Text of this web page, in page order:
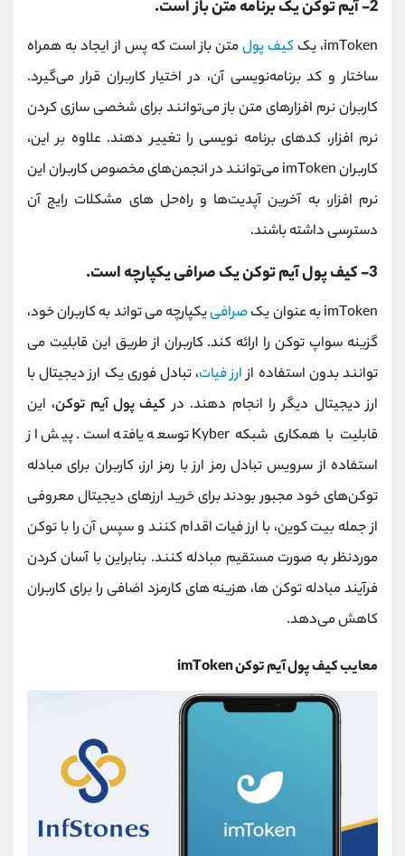
2- آیم توکن یک برنامه متن باز است.
imToken، یک کیف پولمتن باز است که پس از ایجاد به همراه
ساختار و کد برنامه‌نویسی آن، در اختیار کاربران قرار می‌گیرد.
کاربران نرم افزارهای متن باز می‌توانند برای شخصی سازی کردن
نرم افزار، کدهای برنامه ‌نویسی را تغییر دهند. علاوه بر این،
کاربران imToken می‌توانند در انجمن‌های مخصوص کاربران این
نرم افزار، به آخرین آپدیت‌ها و راه‌حل‌ های مشکلات رایج آن
دسترسی داشته باشند.
3- کیف پول آیم توکن یک صرافی یکپارچه است.
imToken به ‌عنوان یک صرافییکپارچه می تواند به کاربران خود،
گزینه سواپ توکن را ارائه کند. کاربران از طریق این قابلیت می
توانند بدون استفاده ازارز فیات، تبادل فوری یک ارز دیجیتال با
ارز دیجیتال دیگر را انجام دهند. در کیف پول آیم توکن، این
قابلیت با همکاری شبکه Kyber توسعه یافته است. پیش از
استفاده از سرویس تبادل رمز ارز با رمز ارز، کاربران برای مبادله
توکن‌های خود مجبور بودند برای خرید ارزهای دیجیتال معروفی
از جمله بیت کوین، با ارز فیات اقدام کنند و سپس آن را با توکن
موردنظر به صورت مستقیم مبادله کنند. بنابراین با آسان‌ کردن
فرآیند مبادله توکن‌ ها، هزینه ‌های کارمزد اضافی را برای کاربران
کاهش می‌دهد.
معایب کیف پول آیم توکن imToken